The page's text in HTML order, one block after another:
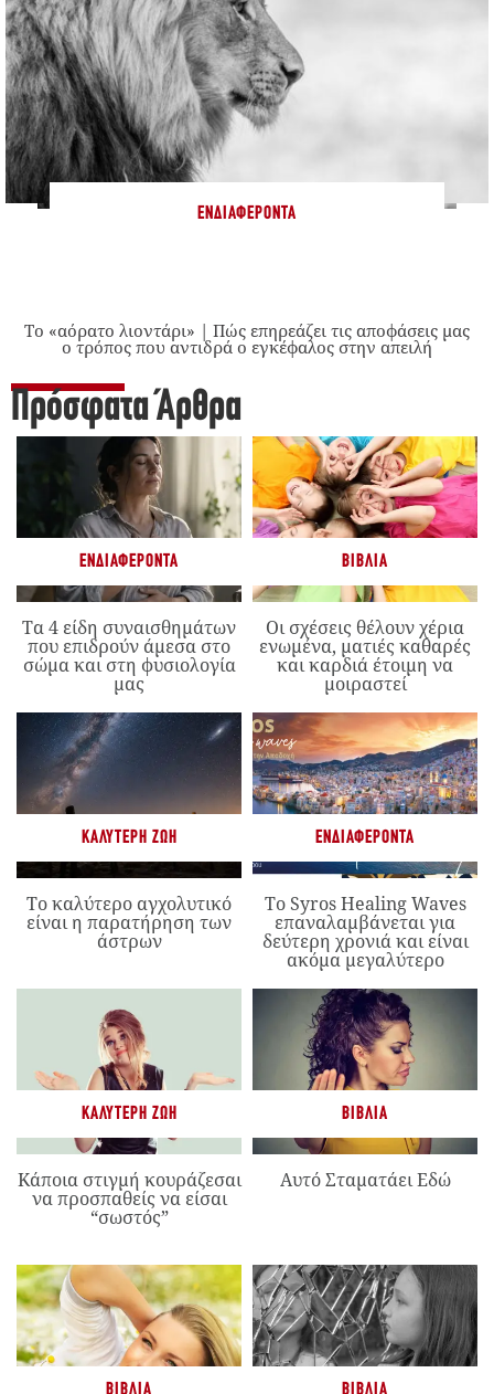
ΕΝΔΙΑΦΈΡΟΝΤΑ
Το «αόρατο λιοντάρι» | Πώς επηρεάζει τις αποφάσεις μας
ο τρόπος που αντιδρά ο εγκέφαλος στην απειλή
Πρόσφατα Άρθρα
ΕΝΔΙΑΦΈΡΟΝΤΑ
Τα 4 είδη συναισθημάτων
που επιδρούν άμεσα στο
σώμα και στη φυσιολογία
μας
ΒΙΒΛΊΑ
Οι σχέσεις θέλουν χέρια
ενωμένα, ματιές καθαρές
και καρδιά έτοιμη να
μοιραστεί
ΚΑΛΎΤΕΡΗ ΖΩΉ
Το καλύτερο αγχολυτικό
είναι η παρατήρηση των
άστρων
ΕΝΔΙΑΦΈΡΟΝΤΑ
Το Syros Healing Waves
επαναλαμβάνεται για
δεύτερη χρονιά και είναι
ακόμα μεγαλύτερο
ΚΑΛΎΤΕΡΗ ΖΩΉ
Κάποια στιγμή κουράζεσαι
να προσπαθείς να είσαι
“σωστός”
ΒΙΒΛΊΑ
Αυτό Σταματάει Εδώ
ΒΙΒΛΊΑ ΒΙΒΛΊΑ